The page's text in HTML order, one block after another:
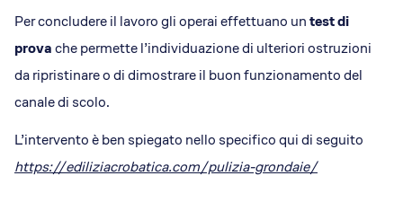
Per concludere il lavoro gli operai effettuano untest di
provache permette l’individuazione di ulteriori ostruzioni
da ripristinare o di dimostrare il buon funzionamento del
canale di scolo.
L’intervento è ben spiegato nello specifico qui di seguito
https://ediliziacrobatica.com/pulizia-grondaie/